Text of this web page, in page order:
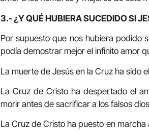
3.- ¿Y QUÉ HUBIERA SUCEDIDO SI
Por supuesto que nos hubiera podido
podía demostrar mejor el infinito amor
La muerte de Jesús en la Cruz ha sido
La Cruz de Cristo ha despertado el
morir antes de sacrificar a los falsos
La Cruz de Cristo ha puesto en